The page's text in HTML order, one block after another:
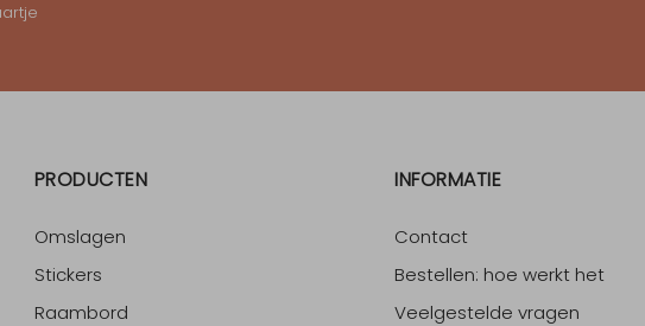
PRODUCTEN
Omslagen
Stickers
Raambord
INFORMATIE
Contact
Bestellen: hoe werkt het
Veelgestelde vragen